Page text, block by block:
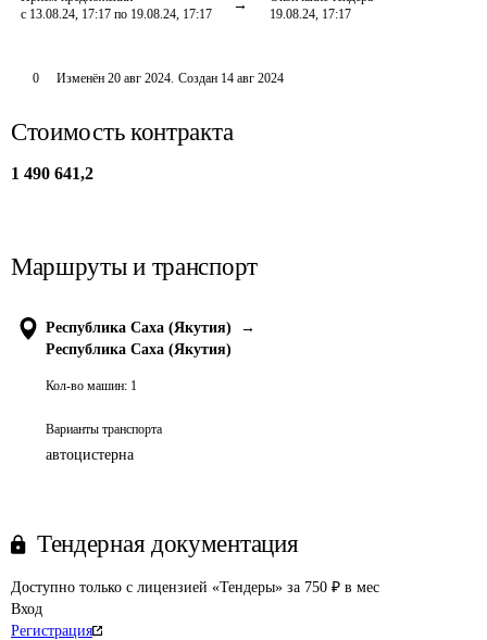
с 13.08.24, 17:17 по 19.08.24, 17:17
19.08.24, 17:17
0 Изменён 20 авг 2024. Создан 14 авг 2024
Стоимость контракта
1 490 641,2
Маршруты и транспорт
Республика Саха (Якутия)
→
Республика Саха (Якутия)
Кол-во машин: 1
Варианты транспорта
автоцистерна
Тендерная документация
Доступно только с лицензией «Тендеры» за 750 ₽ в мес
Вход
Регистрация